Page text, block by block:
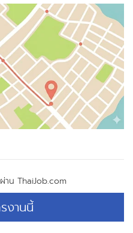
าน ThaiJob.com
งานนี้